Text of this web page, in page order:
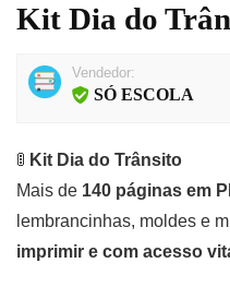
Kit Dia do
Vendedor:
SÓ ESCOLA
🚦 Kit Dia do Trânsito
Mais de 140 páginas em
lembrancinhas, moldes e
imprimir e com acesso